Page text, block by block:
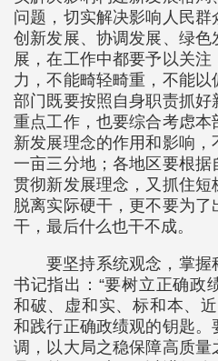
问题，切实解决影响人民群
创新发展、协调发展、绿
展，在工作中都要予以关
力，不能畸轻畸重，不能
部门既要按照自身职责抓
重点工作，也要综合考虑
新发展理念的作用和影响
一亩三分地；各地区要根
贯彻新发展理念，又抓住
脱离实际硬干，更不要为
干，最后什么也干不成。
要坚持系统观念，掌握
书记指出：“要树立正确政
和破、虚和实、标和本、
和践行正确政绩观的钥匙
调，以大局之稳保障高质